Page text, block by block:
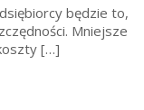
będzie to,
Mniejsze
[…]